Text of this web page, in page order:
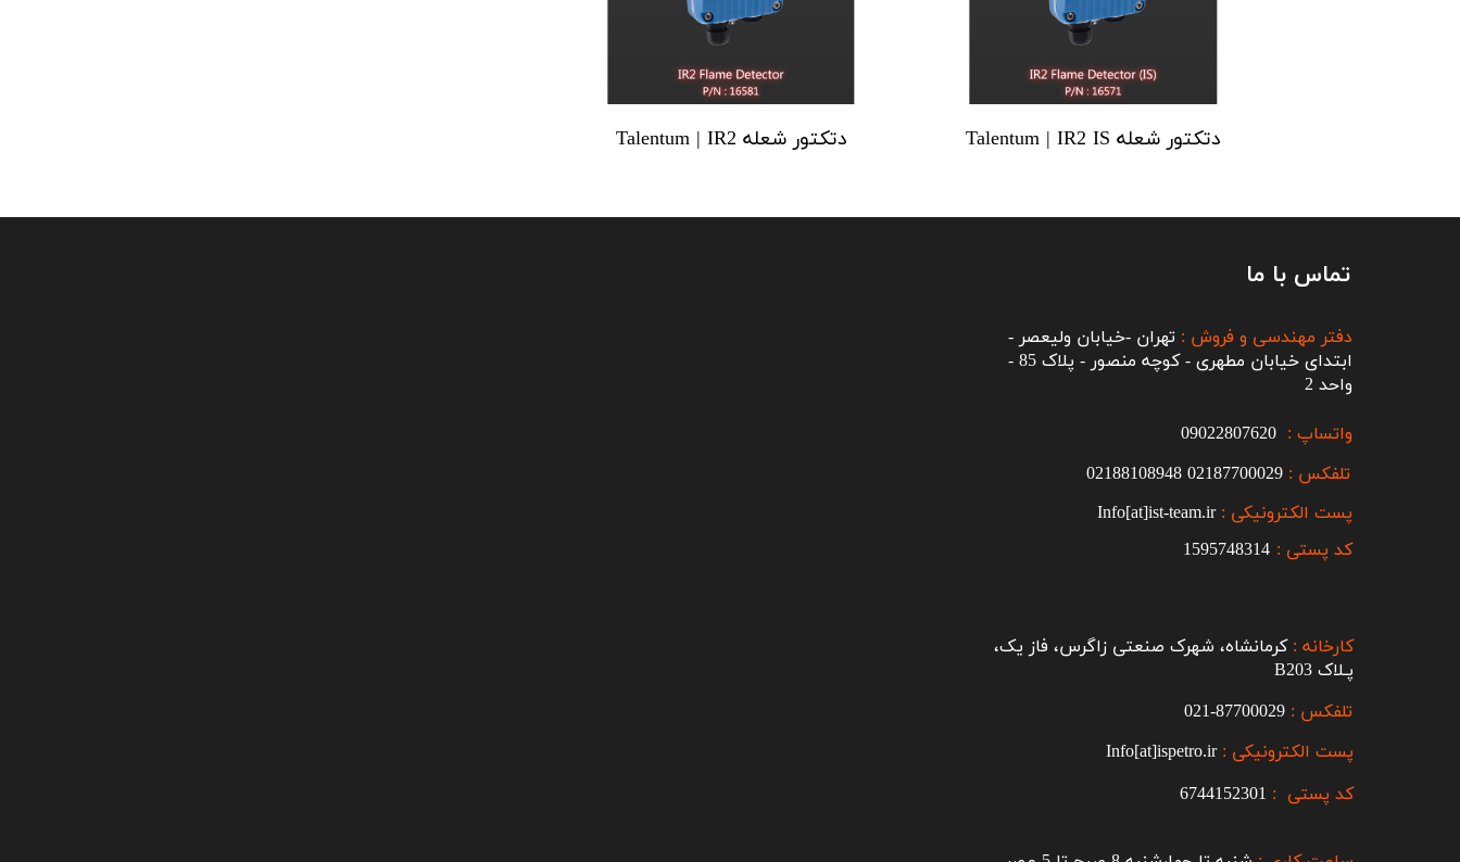
دتکتور شعله Talentum | IR2 IS دتکتور شعله Talentum | IR2
تماس با ما
تلفکس : 02187700029
02188108948
پست الکترونیکی :Info[at]ist-team.ir
واتساپ :
دفتر مهندسی و فروش : تهران -خیابان ولیعصر -
ابتدای خیابان مطهری - کوچه منصور - پلاک 85 -
واحد 2
کارخانه : کرمانشاه، شهرک صنعتی زاگرس، فاز یک،
پـلاک B203​​​​​​​
کد پستی : 1595748314
پست الکترونیکی :Info[at]ispetro.ir
تلفکس : 87700029-021​​​​​​​
کد پستی : 6744152301